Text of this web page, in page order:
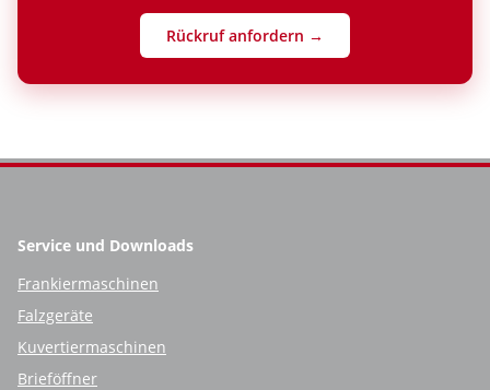
Rückruf anfordern →
Service und Downloads
Frankiermaschinen
Falzgeräte
Kuvertiermaschinen
Brieföffner